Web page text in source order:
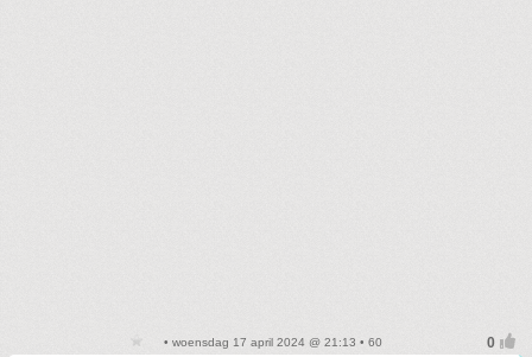
• woensdag 17 april 2024 @ 21:13 • 60